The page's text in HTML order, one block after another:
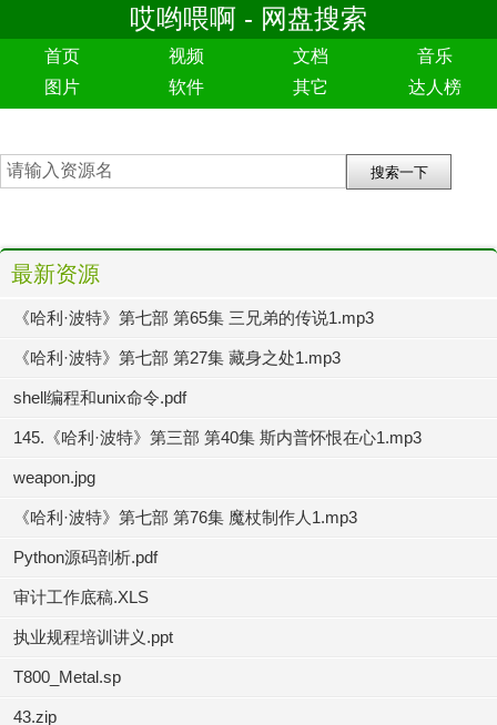
哎哟喂啊 - 网盘搜索
首页 视频 文档
音乐
图片
软件 其它 达人榜
最新资源
《哈利·波特》第七部 第65集 三兄弟的传说1.mp3
《哈利·波特》第七部 第27集 藏身之处1.mp3
shell编程和unix命令.pdf
145.《哈利·波特》第三部 第40集 斯内普怀恨在心1.mp3
weapon.jpg
《哈利·波特》第七部 第76集 魔杖制作人1.mp3
Python源码剖析.pdf
审计工作底稿.XLS
执业规程培训讲义.ppt
T800_Metal.sp
43.zip